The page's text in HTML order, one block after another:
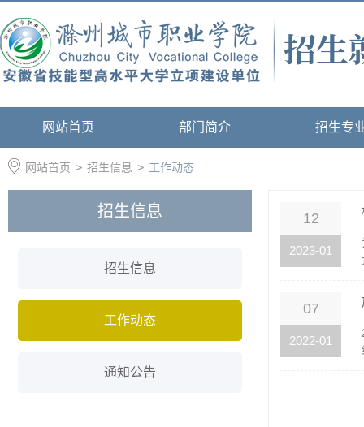
网站首页 部门简介 招生专
网站首页 > 招生信息 > 工作动态
招生信息
招生信息
工作动态
通知公告
12
2023-01
07
2022-01